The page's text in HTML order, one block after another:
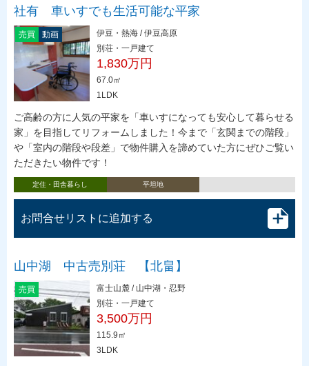
社有 車いすでも生活可能な平家
売買 動画
伊豆・熱海 / 伊豆高原
別荘・一戸建て
1,830万円
67.0㎡
1LDK
ご高齢の方に人気の平家を「車いすになっても安心して暮らせる
家」を目指してリフォームしました！今まで「玄関までの階段」
や「室内の階段や段差」で物件購入を諦めていた方にぜひご覧い
ただきたい物件です！
定住・田舎暮らし 平坦地
お問合せリストに追加する
山中湖 中古売別荘 【北畠】
売買
富士山麓 / 山中湖・忍野
別荘・一戸建て
3,500万円
115.9㎡
3LDK